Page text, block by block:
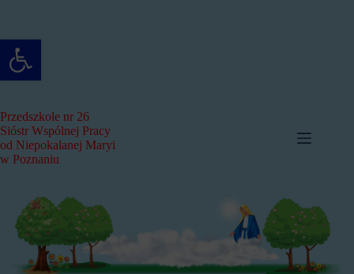
Otwórz pasek narzędzi
Przedszkole nr 26
Sióstr Wspólnej Pracy
od Niepokalanej Maryi
w Poznaniu